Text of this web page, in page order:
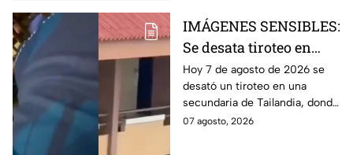
IMÁGENES SENSIBLES:
Se desata tiroteo en
secundaria de
Tailandia; hay varias
víctimas y lesionados
Hoy 7 de agosto de 2026 se
desató un tiroteo en una
secundaria de Tailandia, donde
un menor arribó, luego de
07 agosto, 2026